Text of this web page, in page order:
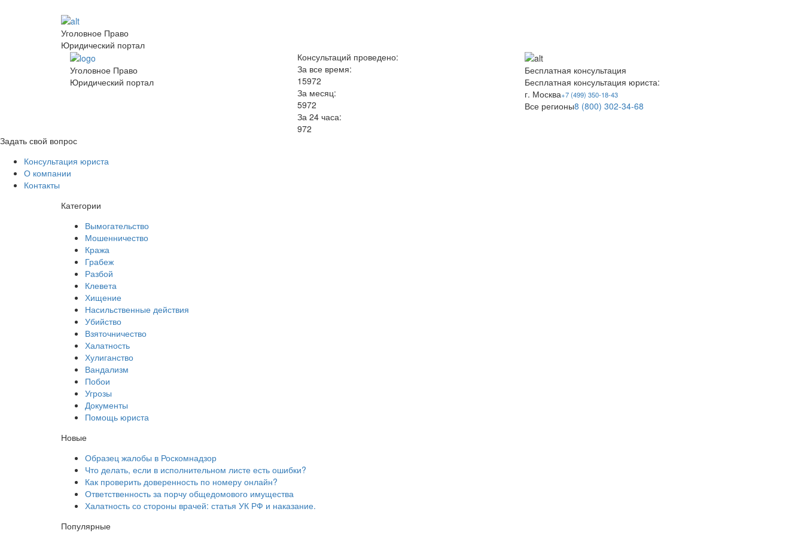
Уголовное Право
Юридический портал
Уголовное Право
Юридический портал
Консультаций проведено:
За все время:
15972
За месяц:
5972
За 24 часа:
972
Бесплатная консультация
Бесплатная консультация юриста:
г. Москва+7 (499) 350-18-43
Все регионы8 (800) 302-34-68
Задать свой вопрос
Консультация юриста
О компании
Контакты
Категории
Вымогательство
Мошенничество
Кража
Грабеж
Разбой
Клевета
Хищение
Насильственные действия
Убийство
Взяточничество
Халатность
Хулиганство
Вандализм
Побои
Угрозы
Документы
Помощь юриста
Новые
Образец жалобы в Роскомнадзор
Что делать, если в исполнительном листе есть ошибки?
Как проверить доверенность по номеру онлайн?
Ответственность за порчу общедомового имущества
Халатность со стороны врачей: статья УК РФ и наказание.
Популярные